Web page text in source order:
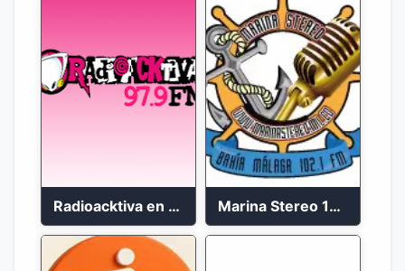
Radioacktiva en vivo 97.9 FM Marina Stereo 102.1 FM